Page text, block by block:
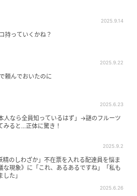
2025.9.14
っていくかね？
2025.9.22
んでおいたのに
2025.6.23
人なら全員知っているはず」→謎のフルーツ
みると…正体に驚き！
2025.9.2
精のしわざか」不在票を入れる配達員を悩ま
な現象》に「これ、あるあるですね」「私も
た」
2025.6.26